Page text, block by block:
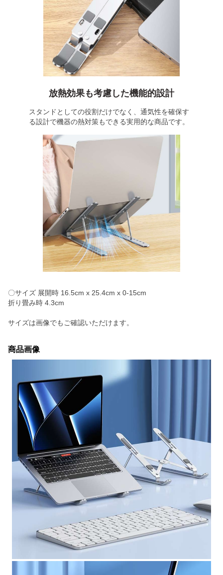
放熱効果も考慮した機能的設計
スタンドとしての役割だけでなく、通気性を確保す
る設計で機器の熱対策もできる実用的な商品です。
〇サイズ 展開時 16.5cm x 25.4cm x 0-15cm
折り畳み時 4.3cm
サイズは画像でもご確認いただけます。
商品画像